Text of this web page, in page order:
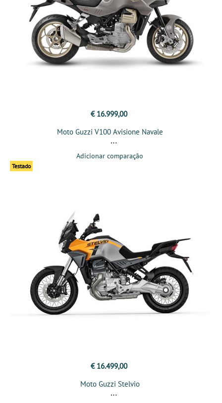
€ 16.999,00
Moto Guzzi V100 Avisione Navale
Adicionar comparação
Testado
€ 16.499,00
Moto Guzzi Stelvio